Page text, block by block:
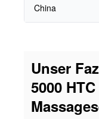
China
Unser
5000